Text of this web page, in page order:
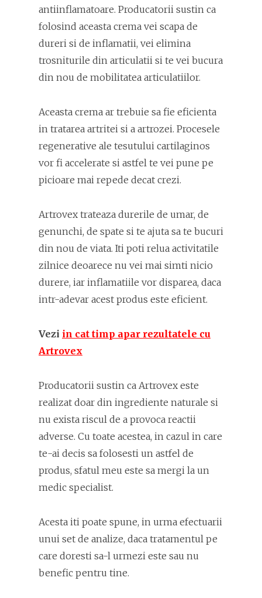
antiinflamatoare. Producatorii sustin ca
folosind aceasta crema vei scapa de
dureri si de inflamatii, vei elimina
trosniturile din articulatii si te vei bucura
din nou de mobilitatea articulatiilor.
Aceasta crema ar trebuie sa fie eficienta
in tratarea artritei si a artrozei. Procesele
regenerative ale tesutului cartilaginos
vor fi accelerate si astfel te vei pune pe
picioare mai repede decat crezi.
Artrovex trateaza durerile de umar, de
genunchi, de spate si te ajuta sa te bucuri
din nou de viata. Iti poti relua activitatile
zilnice deoarece nu vei mai simti nicio
durere, iar inflamatiile vor disparea, daca
intr-adevar acest produs este eficient.
Vezi in cat timp apar rezultatele cu
Artrovex
Producatorii sustin ca Artrovex este
realizat doar din ingrediente naturale si
nu exista riscul de a provoca reactii
adverse. Cu toate acestea, in cazul in care
te-ai decis sa folosesti un astfel de
produs, sfatul meu este sa mergi la un
medic specialist.
Acesta iti poate spune, in urma efectuarii
unui set de analize, daca tratamentul pe
care doresti sa-l urmezi este sau nu
benefic pentru tine.